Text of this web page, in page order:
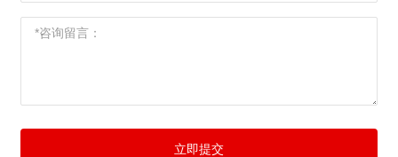
立即提交